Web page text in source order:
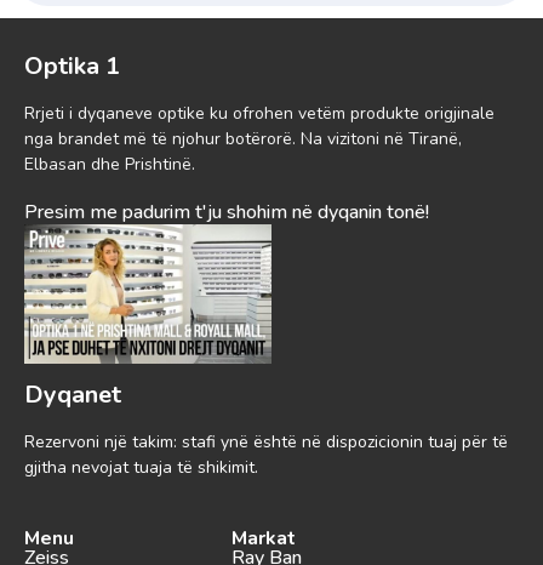
Optika 1
Rrjeti i dyqaneve optike ku ofrohen vetëm produkte origjinale
nga brandet më të njohur botërorë. Na vizitoni në Tiranë,
Elbasan dhe Prishtinë.
Presim me padurim t'ju shohim në dyqanin tonë!
Dyqanet
Rezervoni një takim: stafi ynë është në dispozicionin tuaj për të
gjitha nevojat tuaja të shikimit.
Menu
Zeiss
Markat
Ray Ban